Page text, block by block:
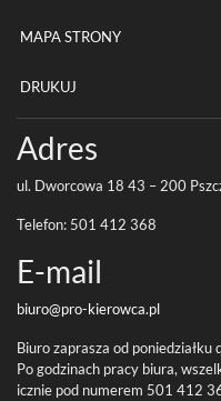
MAPA STRONY
DRUKUJ
Adres
ul. Dwor­cowa 18 43 – 200
Tele­fon: 501 412 368
E-​mail
biuro@pro-kierowca.pl
Biuro zaprasza od poniedzi­ałku
Po godz­i­nach pracy biura,
icznie pod numerem 501 412